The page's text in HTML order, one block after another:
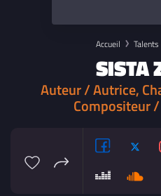
Accueil Talents
SISTA
Auteur / Autrice,
Compositeur